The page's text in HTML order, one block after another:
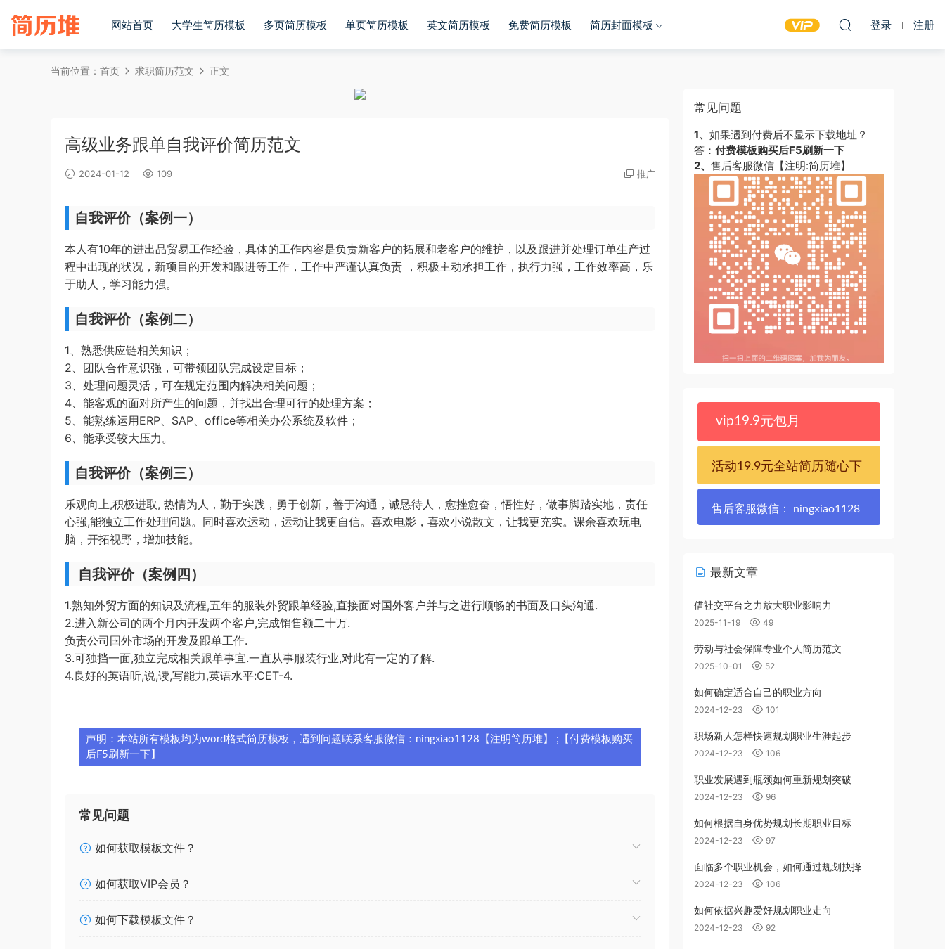
网站首页 大学生简历模板 多页简历模板 单页简历模板 英文简历模板 免费简历模板 简历封面模板 登录 注册
当前位置： 首页 求职简历范文 正文
高级业务跟单自我评价简历范文
2024-01-12 109 推广
自我评价（案例一）
本人有10年的进出品贸易工作经验，具体的工作内容是负责新客户的拓展和老客户的维护，以及跟进并处理订单生产过
程中出现的状况，新项目的开发和跟进等工作，工作中严谨认真负责 ，积极主动承担工作，执行力强，工作效率高，乐
于助人，学习能力强。
自我评价（案例二）
1、熟悉供应链相关知识；
2、团队合作意识强，可带领团队完成设定目标；
3、处理问题灵活，可在规定范围内解决相关问题；
4、能客观的面对所产生的问题，并找出合理可行的处理方案；
5、能熟练运用ERP、SAP、office等相关办公系统及软件；
6、能承受较大压力。
自我评价（案例三）
乐观向上,积极进取, 热情为人，勤于实践，勇于创新，善于沟通，诚恳待人，愈挫愈奋，悟性好，做事脚踏实地，责任
心强,能独立工作处理问题。同时喜欢运动，运动让我更自信。喜欢电影，喜欢小说散文，让我更充实。课余喜欢玩电
脑，开拓视野，增加技能。
自我评价（案例四）
1.熟知外贸方面的知识及流程,五年的服装外贸跟单经验,直接面对国外客户并与之进行顺畅的书面及口头沟通.
2.进入新公司的两个月内开发两个客户,完成销售额二十万.
负责公司国外市场的开发及跟单工作.
3.可独挡一面,独立完成相关跟单事宜.一直从事服装行业,对此有一定的了解.
4.良好的英语听,说,读,写能力,英语水平:CET-4.
声明：本站所有模板均为word格式简历模板，遇到问题联系客服微信：ningxiao1128【注明简历堆】 ;【付费模板购买
后F5刷新一下】
常见问题
如何获取模板文件？
如何获取VIP会员？
如何下载模板文件？
常见问题
1、 如果遇到付费后不显示下载地址？
答： 付费模板购买后F5刷新一下
2、 售后客服微信【注明:简历堆】
vip19.9元包月
活动19.9元全站简历随心下
售后客服微信： ningxiao1128
最新文章
借社交平台之力放大职业影响力
2025-11-19 49
劳动与社会保障专业个人简历范文
2025-10-01 52
如何确定适合自己的职业方向
2024-12-23 101
职场新人怎样快速规划职业生涯起步
2024-12-23 106
职业发展遇到瓶颈如何重新规划突破
2024-12-23 96
如何根据自身优势规划长期职业目标
2024-12-23 97
面临多个职业机会，如何通过规划抉择
2024-12-23 106
如何依据兴趣爱好规划职业走向
2024-12-23 92